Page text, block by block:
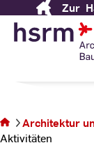
Content
Zur
und
befinden
sich auf
der Seite
Architektur
Aktivitäten